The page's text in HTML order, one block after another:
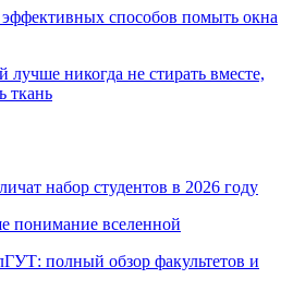
эффективных способов помыть окна
никогда не стирать вместе,
ткань
набор студентов в 2026 году
понимание вселенной
полный обзор факультетов и